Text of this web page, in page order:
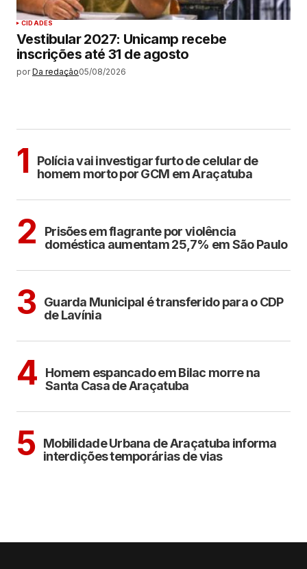
CIDADES
Vestibular 2027: Unicamp recebe
inscrições até 31 de agosto
por Da redação05/08/2026
1
Polícia vai investigar furto de celular de
homem morto por GCM em Araçatuba
2
Prisões em flagrante por violência
doméstica aumentam 25,7% em São Paulo
3 Guarda Municipal é transferido para o CDP
de Lavínia
4
Homem espancado em Bilac morre na
Santa Casa de Araçatuba
5 Mobilidade Urbana de Araçatuba informa
interdições temporárias de vias